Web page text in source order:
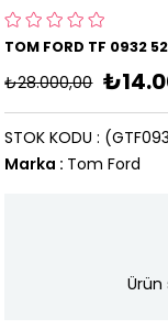
TOM FORD TF 0932
₺28.000,00
STOK KODU
Marka : Tom Ford
Ürün